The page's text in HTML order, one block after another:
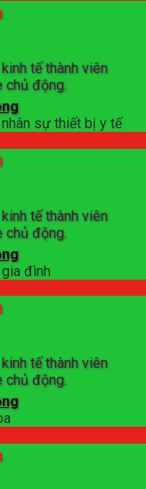
tế thành viên
chủ động.
tế thành viên
chủ động.
tế thành viên
chủ động.